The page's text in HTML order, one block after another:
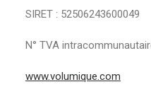
SIRET : 52506243600049
N° TVA
www.volumique.com